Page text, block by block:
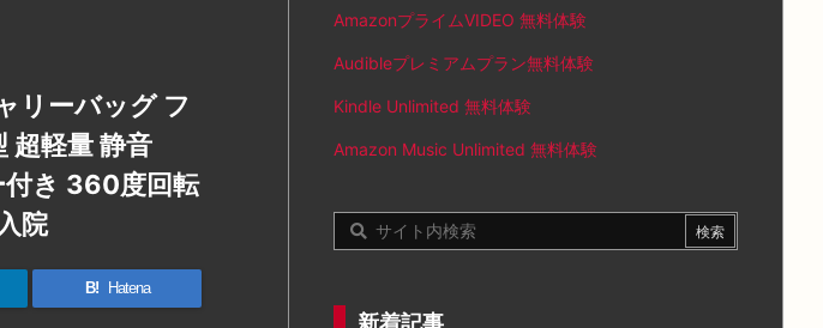
リーバッグ フ
超軽量 静音
付き 360度回転
院
B! Hatena
AmazonプライムVIDEO 無料体験
Audibleプレミアムプラン無料体験
Kindle Unlimited 無料体験
Amazon Music Unlimited 無料体験
新着記事